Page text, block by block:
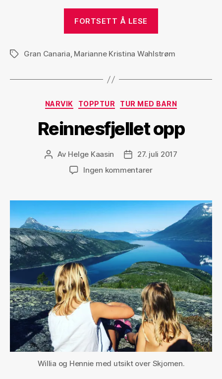
FORTSETT Å LESE
Nieves
Arguineguin»
StikkordGran Canaria, Marianne Kristina Wahlstrøm
Kategorier
NARVIK TOPPTUR TUR MED BARN
Reinnesfjellet opp
Innleggsforfatter
Av Helge Kaasin Publiseringsdato
27. juli 2017
Ingen kommentarertil
Willia og Hennie med utsikt over Skjomen.